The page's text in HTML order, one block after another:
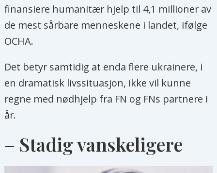
finansiere humanitær hjelp til 4,1 millioner av
de mest sårbare menneskene i landet, ifølge
OCHA.
Det betyr samtidig at enda flere ukrainere, i
en dramatisk livssituasjon, ikke vil kunne
regne med nødhjelp fra FN og FNs partnere i
år.
– Stadig vanskeligere